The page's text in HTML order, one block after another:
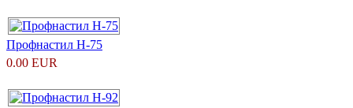
Профнастил Н-75
0.00 EUR